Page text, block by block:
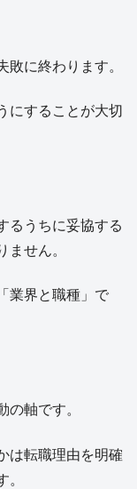
に終わります。
にすることが大切
るうちに妥協する
ません。
業界と職種」で
軸です。
は転職理由を明確
。